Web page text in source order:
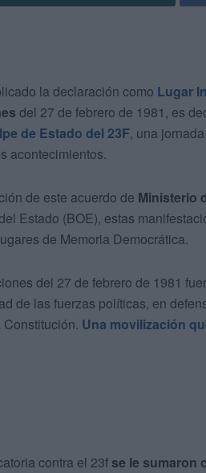
la declaración como Lugar
del 27 de febrero de 1981, es
de Estado del 23F, una
acontecimientos.
de este acuerdo de Ministerio
Estado (BOE), estas
de Memoria Democrática.
del 27 de febrero de 1981
de las fuerzas políticas, en
Una movilización
contra el 23f se le sumaron